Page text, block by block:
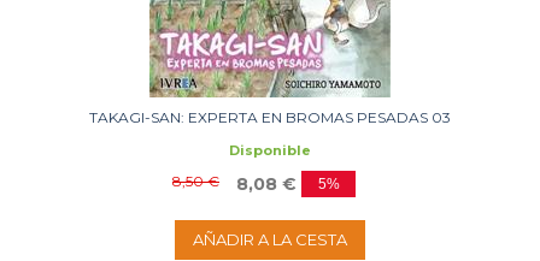
TAKAGI-SAN: EXPERTA EN BROMAS PESADAS 03
Disponible
8,50 € 8,08 € 5%
AÑADIR A LA CESTA